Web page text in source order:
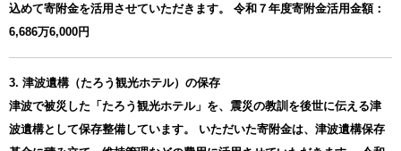
込めて寄附金を活用させていただきます。 令和７年度寄附金活用金額：
6,686万6,000円
3. 津波遺構（たろう観光ホテル）の保存
津波で被災した「たろう観光ホテル」を、震災の教訓を後世に伝える津
波遺構として保存整備しています。 いただいた寄附金は、津波遺構保存